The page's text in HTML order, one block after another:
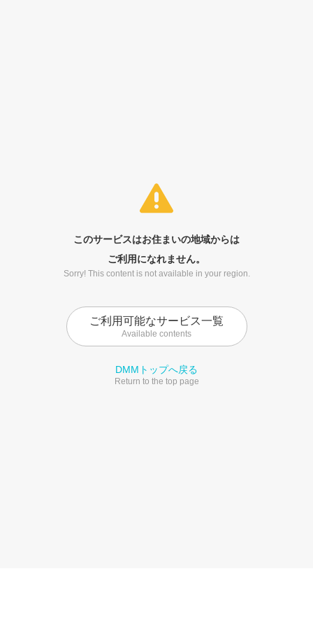
このサービスはお住まいの地域からは
ご利用になれません。
Sorry! This content is not available in your region.
ご利用可能なサービス一覧
Available contents
DMMトップへ戻る
Return to the top page